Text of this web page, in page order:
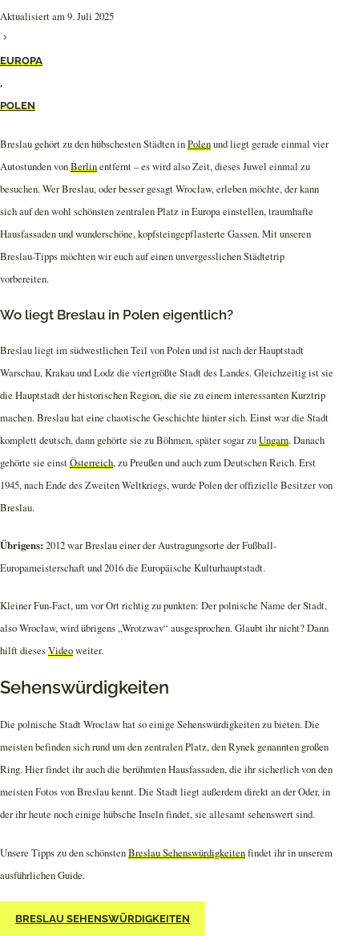
Aktualisiert am 9. Juli 2025
EUROPA
,
POLEN
Breslau gehört zu den hübschesten Städten inPolenund liegt gerade einmal vier
Autostunden vonBerlinentfernt – es wird also Zeit, dieses Juwel einmal zu
besuchen. Wer Breslau, oder besser gesagt Wrocław, erleben möchte, der kann
sich auf den wohl schönsten zentralen Platz in Europa einstellen, traumhafte
Hausfassaden und wunderschöne, kopfsteingepflasterte Gassen. Mit unseren
Breslau-Tipps möchten wir euch auf einen unvergesslichen Städtetrip
vorbereiten.
Wo liegt Breslau in Polen eigentlich?
Breslau liegt im südwestlichen Teil von Polen und ist nach der Hauptstadt
Warschau, Krakau und Lodz die viertgrößte Stadt des Landes. Gleichzeitig ist sie
die Hauptstadt der historischen Region, die sie zu einem interessanten Kurztrip
machen. Breslau hat eine chaotische Geschichte hinter sich. Einst war die Stadt
komplett deutsch, dann gehörte sie zu Böhmen, später sogar zuUngarn. Danach
gehörte sie einstÖsterreich, zu Preußen und auch zum Deutschen Reich. Erst
1945, nach Ende des Zweiten Weltkriegs, wurde Polen der offizielle Besitzer von
Breslau.
Übrigens: 2012 war Breslau einer der Austragungsorte der Fußball-
Europameisterschaft und 2016 die Europäische Kulturhauptstadt.
Kleiner Fun-Fact, um vor Ort richtig zu punkten: Der polnische Name der Stadt,
also Wrocław, wird übrigens „Wrotzwav“ ausgesprochen. Glaubt ihr nicht? Dann
hilft diesesVideoweiter.
Sehenswürdigkeiten
Die polnische Stadt Wroclaw hat so einige Sehenswürdigkeiten zu bieten. Die
meisten befinden sich rund um den zentralen Platz, den Rynek genannten großen
Ring. Hier findet ihr auch die berühmten Hausfassaden, die ihr sicherlich von den
meisten Fotos von Breslau kennt. Die Stadt liegt außerdem direkt an der Oder, in
der ihr heute noch einige hübsche Inseln findet, sie allesamt sehenswert sind.
Unsere Tipps zu den schönstenBreslau Sehenswürdigkeitenfindet ihr in unserem
ausführlichen Guide.
BRESLAU SEHENSWÜRDIGKEITEN